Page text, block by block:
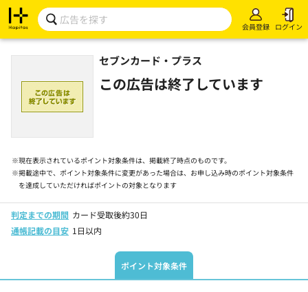
会員登録 ログイン
セブンカード・プラス
この広告は終了しています
※現在表示されているポイント対象条件は、掲載終了時点のものです。
※掲載途中で、ポイント対象条件に変更があった場合は、お申し込み時のポイント対象条件
を達成していただければポイントの対象となります
判定までの期間 カード受取後約30日
通帳記載の目安 1日以内
ポイント対象条件